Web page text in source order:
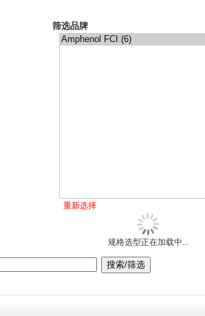
筛选品牌
重新选择
规格选型正在加载中...